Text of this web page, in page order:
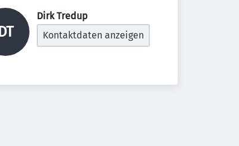
DT
Dirk Tredup
Kontaktdaten anzeigen